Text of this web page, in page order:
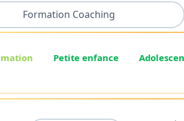
Formation Coaching
Petite enfance